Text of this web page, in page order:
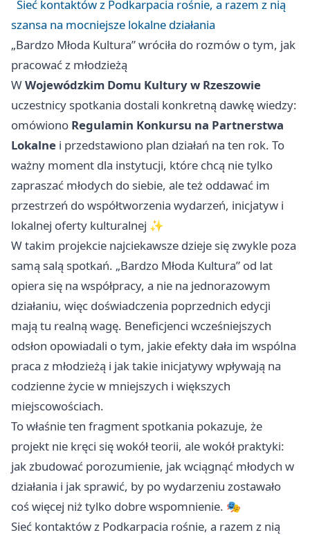
Sieć kontaktów z Podkarpacia rośnie, a razem z nią
szansa na mocniejsze lokalne działania
„Bardzo Młoda Kultura” wróciła do rozmów o tym, jak
pracować z młodzieżą
WWojewódzkim Domu Kultury w Rzeszowie
uczestnicy spotkania dostali konkretną dawkę wiedzy:
omówiono Regulamin Konkursu na Partnerstwa
Lokalne i przedstawiono plan działań na ten rok. To
ważny moment dla instytucji, które chcą nie tylko
zapraszać młodych do siebie, ale też oddawać im
przestrzeń do współtworzenia wydarzeń, inicjatyw i
lokalnej oferty kulturalnej ✨
W takim projekcie najciekawsze dzieje się zwykle poza
samą salą spotkań. „Bardzo Młoda Kultura” od lat
opiera się na współpracy, a nie na jednorazowym
działaniu, więc doświadczenia poprzednich edycji
mają tu realną wagę. Beneficjenci wcześniejszych
odsłon opowiadali o tym, jakie efekty dała im wspólna
praca z młodzieżą i jak takie inicjatywy wpływają na
codzienne życie w mniejszych i większych
miejscowościach.
To właśnie ten fragment spotkania pokazuje, że
projekt nie kręci się wokół teorii, ale wokół praktyki:
jak zbudować porozumienie, jak wciągnąć młodych w
działania i jak sprawić, by po wydarzeniu zostawało
coś więcej niż tylko dobre wspomnienie. 🎭
Sieć kontaktów z Podkarpacia rośnie, a razem z nią